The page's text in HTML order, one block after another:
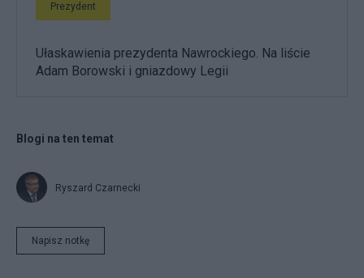
Prezydent
Ułaskawienia prezydenta Nawrockiego. Na liście
Adam Borowski i gniazdowy Legii
Blogi na ten temat
Ryszard Czarnecki
Napisz notkę